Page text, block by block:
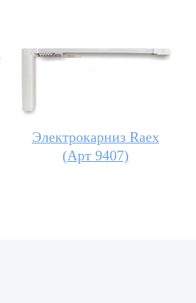
Электрокарниз Raex
(Арт 9407)